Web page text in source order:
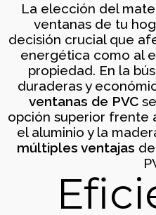
Cerramiento
vivienda
La elección del
ventanas de tu
decisión crucial que
energética como al
propiedad. En la
duraderas y
ventanas de PVC
opción superior frente
el aluminio y la
múltiples ventajas